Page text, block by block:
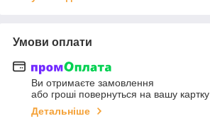
Умови оплати
Ви отримаєте замовлення
або гроші повернуться на вашу картку
Детальніше